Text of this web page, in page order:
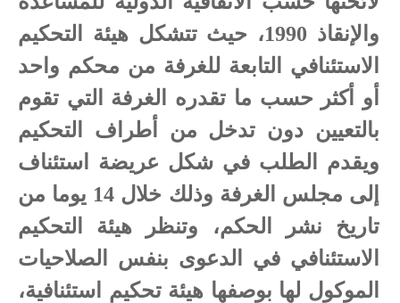
والإنقاذ 1990، حيث تتشكل هيئة التحكيم
الاستئنافي التابعة للغرفة من محكم واحد
أو أكثر حسب ما تقدره الغرفة التي تقوم
بالتعيين دون تدخل من أطراف التحكيم
ويقدم الطلب في شكل عريضة استئناف
إلى مجلس الغرفة وذلك خلال 14 يوما من
تاريخ نشر الحكم، وتنظر هيئة التحكيم
الاستئنافي في الدعوى بنفس الصلاحيات
الموكول لها بوصفها هيئة تحكيم استئنافية،